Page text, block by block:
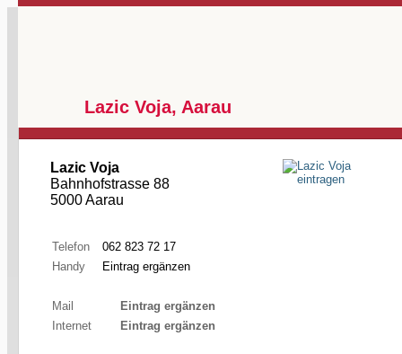
Lazic Voja, Aarau
Lazic Voja
Bahnhofstrasse 88
5000 Aarau
Telefon
062 823 72 17
Handy
Eintrag ergänzen
Mail
Eintrag ergänzen
Internet
Eintrag ergänzen